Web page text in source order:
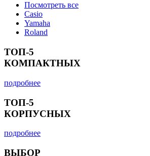
Посмотреть все
Casio
Yamaha
Roland
ТОП-5
КОМПАКТНЫХ
подробнее
ТОП-5
КОРПУСНЫХ
подробнее
ВЫБОР